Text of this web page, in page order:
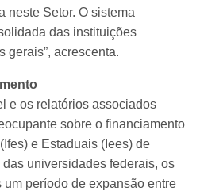
neste Setor. O sistema
das instituições
gerais”, acrescenta.
e os relatórios associados
sobre o financiamento
e Estaduais (Iees) de
universidades federais, os
período de expansão entre